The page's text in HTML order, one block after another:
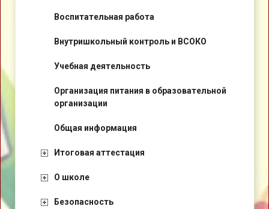
Воспитательная работа
Внутришкольный контроль и ВСОКО
Учебная деятельность
Организация питания в образовательной
организации
Общая информация
Итоговая аттестация
О школе
Безопасность